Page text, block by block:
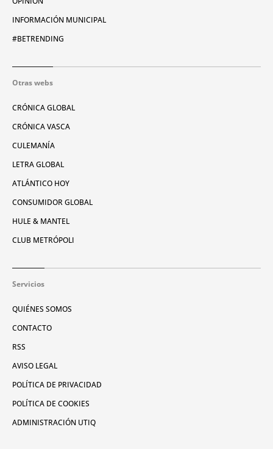
INFORMACIÓN MUNICIPAL
#BETRENDING
Otras webs
CRÓNICA GLOBAL
CRÓNICA VASCA
CULEMANÍA
LETRA GLOBAL
ATLÁNTICO HOY
CONSUMIDOR GLOBAL
HULE & MANTEL
CLUB METRÓPOLI
Servicios
QUIÉNES SOMOS
CONTACTO
RSS
AVISO LEGAL
POLÍTICA DE PRIVACIDAD
POLÍTICA DE COOKIES
ADMINISTRACIÓN UTIQ